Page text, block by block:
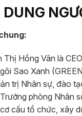
Thị Hồng Vân là
Sao Xanh
trị Nhân sự, đào
phòng Nhân
cấu tổ chức, xây